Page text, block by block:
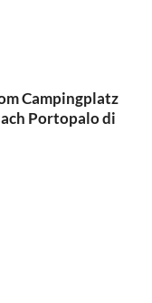
Campingplatz
Portopalo di